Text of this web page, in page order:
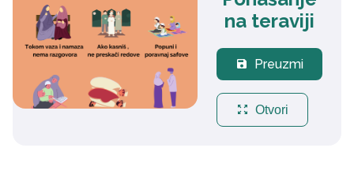
na teraviji
save Preuzmi
zoom_out_map Otvori